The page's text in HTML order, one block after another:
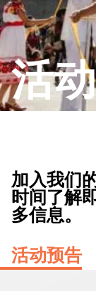
活动
加入我们
时间了解
多信息。
活动预告